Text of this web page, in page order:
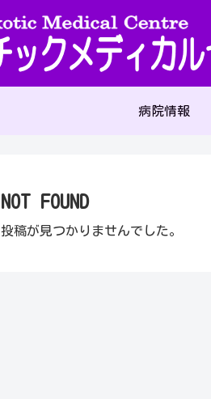
病院情報
NOT FOUND
投稿が見つかりませんでした。